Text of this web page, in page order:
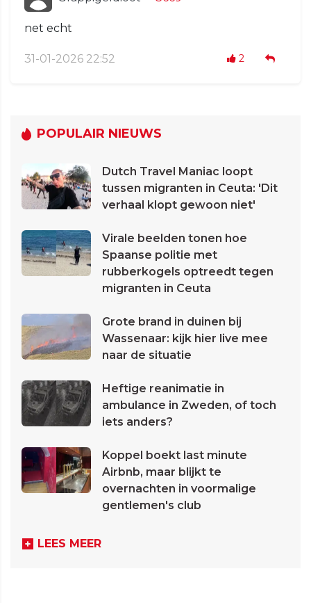
net echt
31-01-2026 22:52 2
POPULAIR NIEUWS
Dutch Travel Maniac loopt
tussen migranten in Ceuta: 'Dit
verhaal klopt gewoon niet'
Virale beelden tonen hoe
Spaanse politie met
rubberkogels optreedt tegen
migranten in Ceuta
Grote brand in duinen bij
Wassenaar: kijk hier live mee
naar de situatie
Heftige reanimatie in
ambulance in Zweden, of toch
iets anders?
Koppel boekt last minute
Airbnb, maar blijkt te
overnachten in voormalige
gentlemen's club
LEES MEER